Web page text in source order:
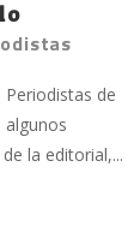
de
algunos
la editorial,...